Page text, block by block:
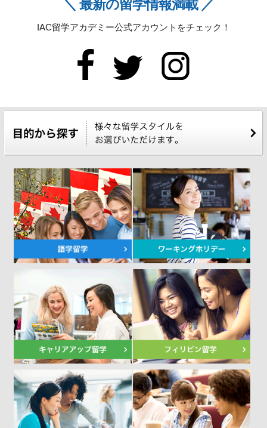
＼ 最新の留学情報満載 ／
IAC留学アカデミー公式アカウントをチェック！